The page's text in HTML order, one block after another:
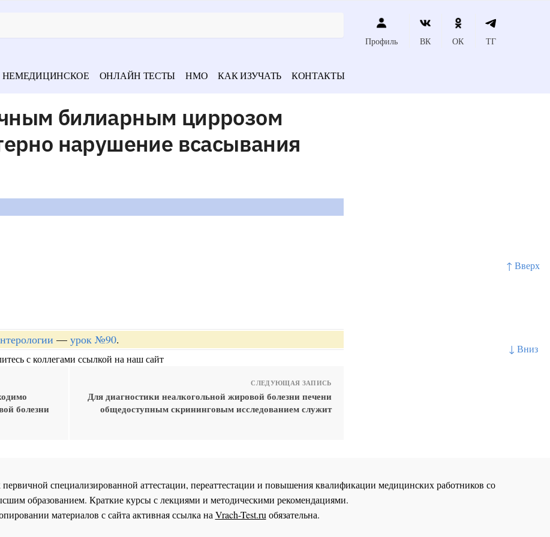
↑ Вверх
↓ Вниз
Профиль ВК ОК ТГ
НЕМЕДИЦИНСКОЕ ОНЛАЙН ТЕСТЫ НМО КАК ИЗУЧАТЬ КОНТАКТЫ
билиарным циррозом
нарушение всасывания
— урок №90.
с коллегами ссылкой на наш сайт
болезни
СЛЕДУЮЩАЯ ЗАПИСЬ
Для диагностики неалкогольной жировой болезни печени
общедоступным скрининговым исследованием служит
специализированной аттестации, переаттестации и повышения квалификации медицинских работников со
образованием. Краткие курсы с лекциями и методическими рекомендациями.
материалов с сайта активная ссылка на Vrach-Test.ru обязательна.